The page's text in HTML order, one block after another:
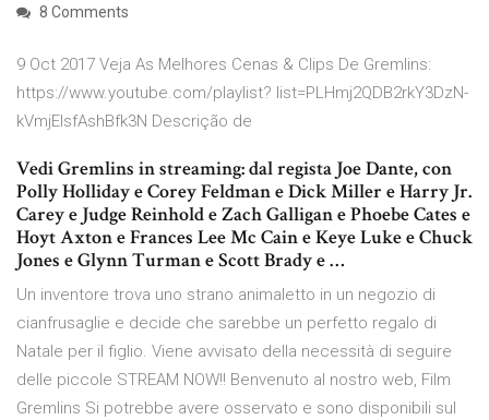
8 Comments
9 Oct 2017 Veja As Melhores Cenas & Clips De Gremlins:
https://www.youtube.com/playlist? list=PLHmj2QDB2rkY3DzN-
kVmjEIsfAshBfk3N Descrição de
Vedi Gremlins in streaming: dal regista Joe Dante, con
Polly Holliday e Corey Feldman e Dick Miller e Harry Jr.
Carey e Judge Reinhold e Zach Galligan e Phoebe Cates e
Hoyt Axton e Frances Lee Mc Cain e Keye Luke e Chuck
Jones e Glynn Turman e Scott Brady e …
Un inventore trova uno strano animaletto in un negozio di
cianfrusaglie e decide che sarebbe un perfetto regalo di
Natale per il figlio. Viene avvisato della necessità di seguire
delle piccole STREAM NOW!! Benvenuto al nostro web, Film
Gremlins Si potrebbe avere osservato e sono disponibili sul